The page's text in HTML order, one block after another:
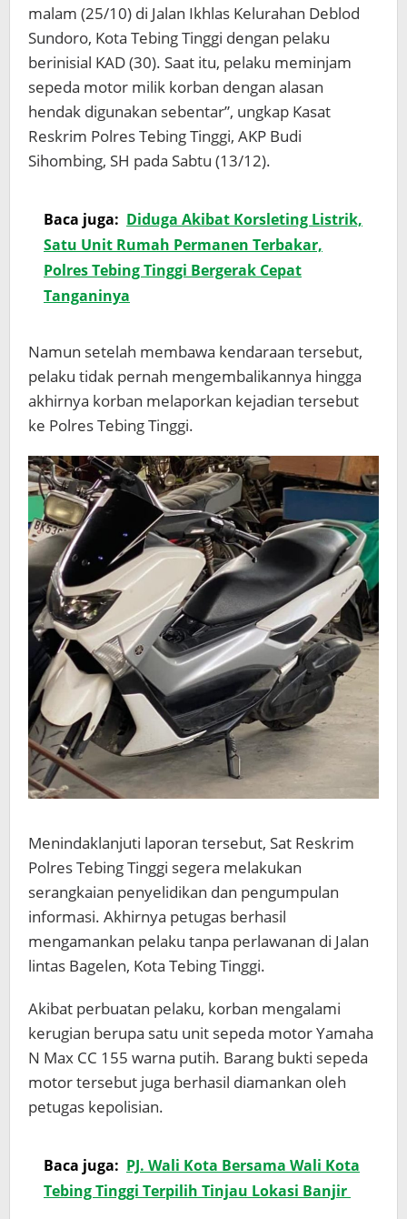
malam (25/10) di Jalan Ikhlas Kelurahan Deblod
Sundoro, Kota Tebing Tinggi dengan pelaku
berinisial KAD (30). Saat itu, pelaku meminjam
sepeda motor milik korban dengan alasan
hendak digunakan sebentar”, ungkap Kasat
Reskrim Polres Tebing Tinggi, AKP Budi
Sihombing, SH pada Sabtu (13/12).
Baca juga: Diduga Akibat Korsleting Listrik,
Satu Unit Rumah Permanen Terbakar,
Polres Tebing Tinggi Bergerak Cepat
Tanganinya
Namun setelah membawa kendaraan tersebut,
pelaku tidak pernah mengembalikannya hingga
akhirnya korban melaporkan kejadian tersebut
ke Polres Tebing Tinggi.
Menindaklanjuti laporan tersebut, Sat Reskrim
Polres Tebing Tinggi segera melakukan
serangkaian penyelidikan dan pengumpulan
informasi. Akhirnya petugas berhasil
mengamankan pelaku tanpa perlawanan di Jalan
lintas Bagelen, Kota Tebing Tinggi.
Akibat perbuatan pelaku, korban mengalami
kerugian berupa satu unit sepeda motor Yamaha
N Max CC 155 warna putih. Barang bukti sepeda
motor tersebut juga berhasil diamankan oleh
petugas kepolisian.
Baca juga: PJ. Wali Kota Bersama Wali Kota
Tebing Tinggi Terpilih Tinjau Lokasi Banjir